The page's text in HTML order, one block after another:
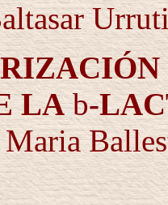
LAb-
Maria